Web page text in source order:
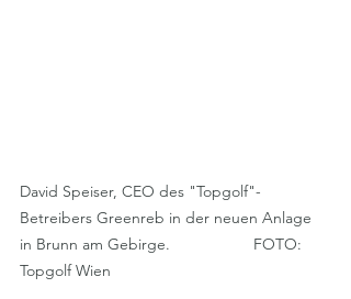
David Speiser, CEO des "Topgolf"-
Betreibers Greenreb in der neuen Anlage
in Brunn am Gebirge.                   FOTO:
Topgolf Wien